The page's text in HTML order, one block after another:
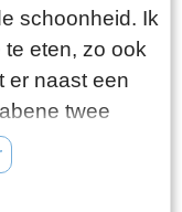
schoonheid. Ik
eten, zo ook
er naast een
twee
van elkaar.
klandizie te